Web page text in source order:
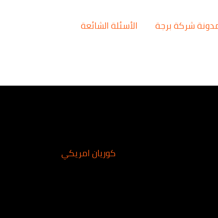
شركة برجة الأسئلة الشائعة
كوريان امريكي